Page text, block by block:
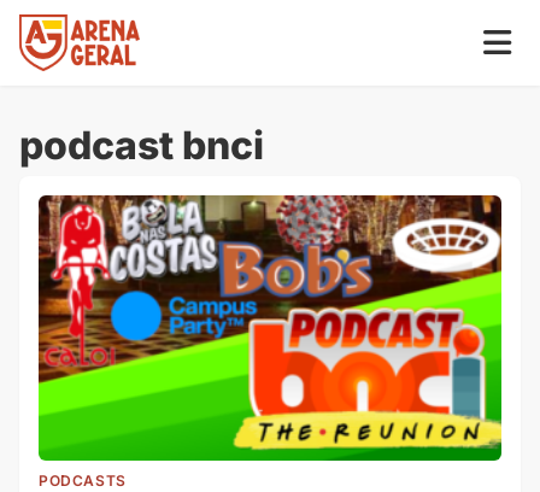
podcast bnci
PODCASTS